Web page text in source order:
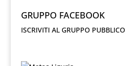
GRUPPO FACEBOOK
ISCRIVITI AL GRUPPO PUBBLICO